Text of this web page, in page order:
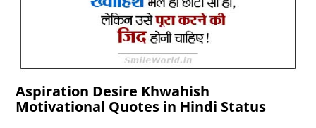
Aspiration Desire Khwahish
Motivational Quotes in Hindi Status